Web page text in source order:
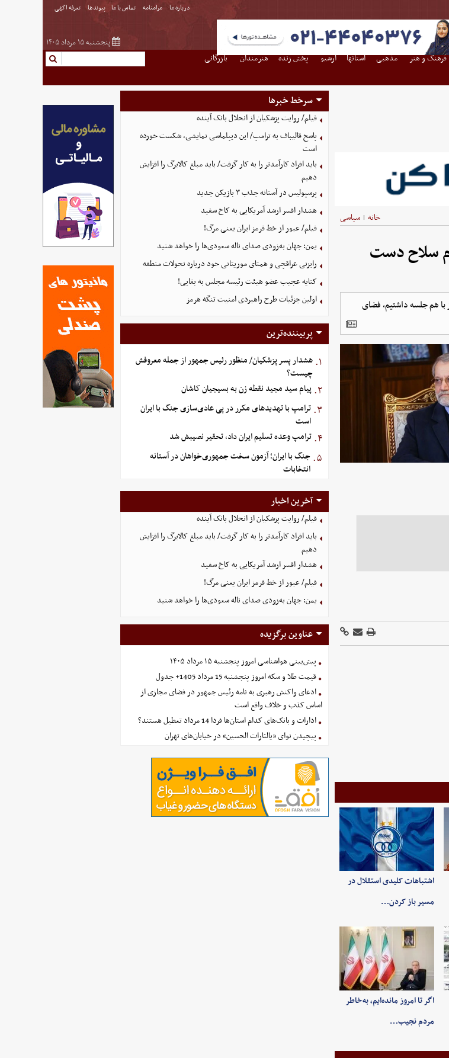
درباره ما مرامنامه تماس با ما پیوندها تعرفه اگهی
پنجشنبه ۱۵ مرداد ۱۴۰۵
فرهنگ و هنر مذهبی استانها آرشیو پخش زنده هنرمندان
بازرگانی
خانه | سیاسی
سلاح دست
میانه جنگ ۱۲ روزه، که تقریباً هر روز با هم جلسه داشتیم، فضای
اشتباهات کلیدی استقلال در
مسیر باز کردن…
اگر تا امروز مانده‌ایم، به‌خاطر
مردم نجیب…
سرخط خبرها
فیلم/ روایت پزشکیان از انحلال بانک آینده
پاسخ قالیباف به ترامپ/ این دیپلماسی نمایشی، شکست خورده
است
باید افراد کارآمدتر را به کار گرفت/ باید مبلغ کالابرگ را افزایش
دهیم
پرسپولیس در آستانه جذب ۳ بازیکن جدید
هشدار افسر ارشد آمریکایی به کاخ سفید
فیلم/ عبور از خط قرمز ایران یعنی مرگ!
یمن: جهان به‌زودی صدای ناله سعودی‌ها را خواهد شنید
رایزنی عراقچی و همتای موریتانی خود درباره تحولات منطقه
کنایه عجیب عضو هیئت رئیسه مجلس به بقایی!
اولین جزئیات طرح راهبردی امنیت تنگه هرمز
پربیننده‌ترین
۱. هشدار پسر پزشکیان/ منظور رئیس جمهور از جمله معروفش
چیست؟
۲. پیام سید مجید نقطه زن به بسیجیان کاشان
۳. ترامپ با تهدیدهای مکرر در پی عادی‌سازی جنگ با ایران
است
۴. ترامپ وعده تسلیم ایران داد، تحقیر نصیبش شد
۵. جنگ با ایران؛ آزمون سخت جمهوری‌خواهان در آستانه
انتخابات
آخرین اخبار
فیلم/ روایت پزشکیان از انحلال بانک آینده
باید افراد کارآمدتر را به کار گرفت/ باید مبلغ کالابرگ را افزایش
دهیم
هشدار افسر ارشد آمریکایی به کاخ سفید
فیلم/ عبور از خط قرمز ایران یعنی مرگ!
یمن: جهان به‌زودی صدای ناله سعودی‌ها را خواهد شنید
عناوین برگزیده
پیش‌بینی هواشناسی امروز پنجشنبه ۱۵ مرداد ۱۴۰۵
قیمت طلا و سکه امروز پنجشنبه 15 مرداد 1405+ جدول
ادعای واکنش رهبری به نامه رئیس جمهور در فضای مجازی از
اساس کذب و خلاف واقع است
ادارات و بانک‌های کدام استان‌ها فردا 14 مرداد تعطیل هستند؟
پیچیدن نوای «یالثارات الحسین» در خیابان‌های تهران